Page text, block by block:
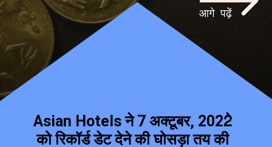
Asian Hotels ने 7 अक्टूबर, 2022े
को रिकॉर्ड डेट देने की घोसड़ा तय की
आगे पढ़ें